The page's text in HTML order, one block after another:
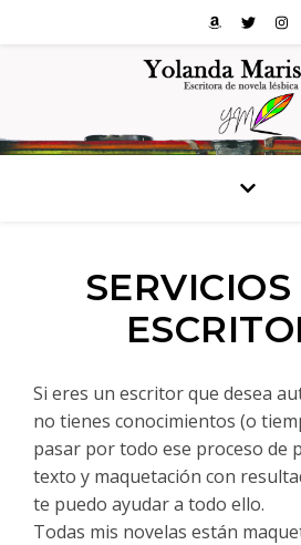
Si eres un escritor que desea
no tienes conocimientos (o
pasar por todo ese proceso de
texto y maquetación con
te puedo ayudar a todo ello.
Todas mis novelas están